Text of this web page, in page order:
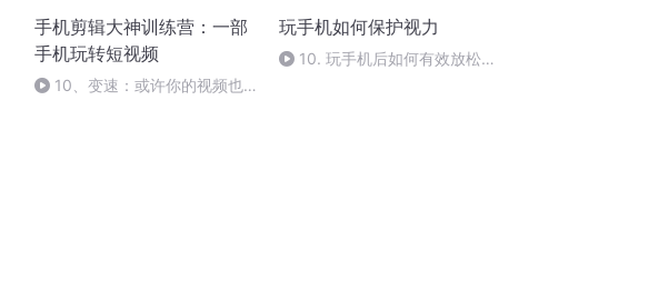
手机剪辑大神训练营：一部
手机玩转短视频
10、变速：或许你的视频也
玩手机如何保护视力
10. 玩手机后如何有效放松眼